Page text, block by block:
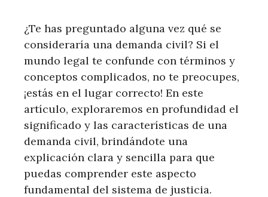
¿Te has preguntado alguna vez qué se
consideraría una demanda civil? Si el
mundo legal te confunde con términos y
conceptos complicados, no te preocupes,
¡estás en el lugar correcto! En este
artículo, exploraremos en profundidad el
significado y las características de una
demanda civil, brindándote una
explicación clara y sencilla para que
puedas comprender este aspecto
fundamental del sistema de justicia.